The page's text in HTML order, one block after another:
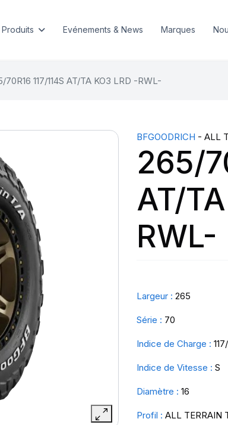
Produits Evénements & News Marques
70R16 117/114S AT/TA KO3 LRD -RWL-
BFGOODRICH - ALL
265/
AT/
RWL-
Largeur : 265
Série : 70
Indice de Charge :
Indice de Vitesse : S
Diamètre : 16
Profil : ALL TERRAIN